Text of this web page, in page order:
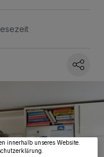
Gerät zu. Durch Auswahl
unter „Wir und unsere
aufgeführten
Inhalte und Anzeigen
dieses Menü jederzeit
Ihre Einwilligung zu
Ablehnen am unteren
innerhalb unseres Website.